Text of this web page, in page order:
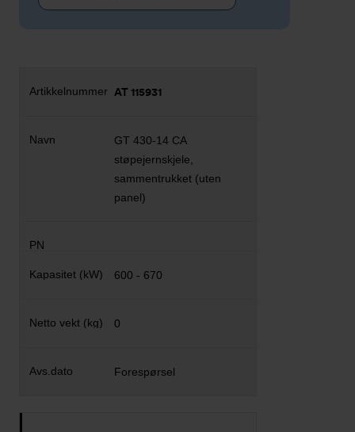
AT 115931
GT 430-14 CA
støpejernskjele,
sammentrukket (uten
panel)
600 - 670
0
Forespørsel